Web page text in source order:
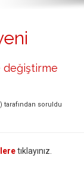
değiştirme
tarafından soruldu
tıklayınız.